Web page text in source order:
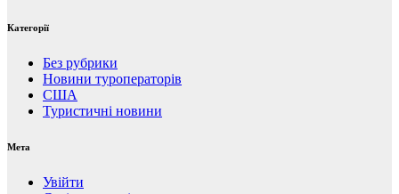
Категорії
Без рубрики
Новини туроператорів
США
Туристичні новини
Мета
Увійти